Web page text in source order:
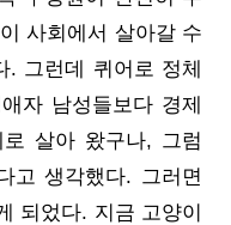
사회에서 살아갈 수
. 그런데 퀴어로 정체
자 남성들보다 경제
살아 왔구나, 그럼
고 생각했다. 그러면
되었다. 지금 고양이